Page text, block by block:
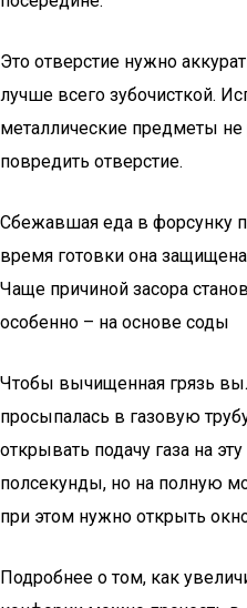
Это отверстие нужно
лучше всего зубочисткой.
металлические предметы
повредить отверстие.
Сбежавшая еда в форсунку
время готовки она
Чаще причиной засора
особенно – на основе соды
Чтобы вычищенная грязь
просыпалась в газовую
открывать подачу газа на
полсекунды, но на полную
при этом нужно открыть
Подробнее о том, как